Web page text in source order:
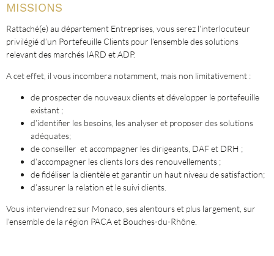
MISSIONS
Rattaché(e) au département Entreprises, vous serez l’interlocuteur
privilégié d’un Portefeuille Clients pour l’ensemble des solutions
relevant des marchés IARD et ADP.
A cet effet, il vous incombera notamment, mais non limitativement :
de prospecter de nouveaux clients et développer le portefeuille
existant ;
d’identifier les besoins, les analyser et proposer des solutions
adéquates;
de conseiller et accompagner les dirigeants, DAF et DRH ;
d’accompagner les clients lors des renouvellements ;
de fidéliser la clientèle et garantir un haut niveau de satisfaction;
d’assurer la relation et le suivi clients.
Vous interviendrez sur Monaco, ses alentours et plus largement, sur
l’ensemble de la région PACA et Bouches-du-Rhône.